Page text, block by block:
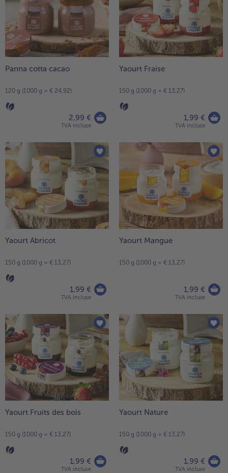
TousVins & Alcools
Ustensiles de cuisine
TousUstensiles de cuisine
Gâteaux & Tartes
TousGâteaux & Tartes
TousBIO
bofrost*free
Tousbofrost*free
High Protein
TousHigh Protein
bofrost*plus.
Tousbofrost*plus.
Alternatives végétale
Friteuse à air chaud
TousFriteuse à air chaud
liste.
Panna cotta cacao
120 g (1000 g = € 24,92)
2,99 €
TVA incluse
Yaourt Fraise
150 g (1000 g = € 13,27)
1,99 €
TVA incluse
Yaourt Abricot
150 g (1000 g = € 13,27)
1,99 €
TVA incluse
Yaourt Mangue
150 g (1000 g = € 13,27)
1,99 €
TVA incluse
Yaourt Fruits des bois
150 g (1000 g = € 13,27)
1,99 €
TVA incluse
Yaourt Nature
150 g (1000 g = € 13,27)
1,99 €
TVA incluse